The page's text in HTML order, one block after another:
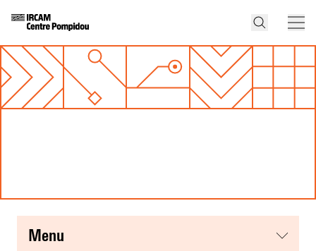
menu